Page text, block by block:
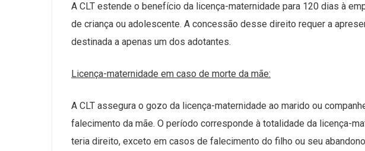
A CLT estende o benefício da licença-maternidade para 120 dias à
de criança ou adolescente. A concessão desse direito requer a
destinada a apenas um dos adotantes.
Licença-maternidade em caso de morte da mãe:
A CLT assegura o gozo da licença-maternidade ao marido ou
falecimento da mãe. O período corresponde à totalidade da licença-
teria direito, exceto em casos de falecimento do filho ou seu